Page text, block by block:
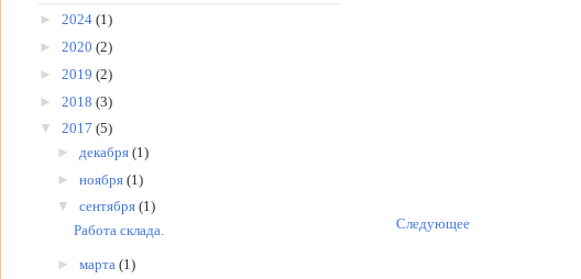
Следующее
► 2024 (1)
► 2020 (2)
► 2019 (2)
► 2018 (3)
▼ 2017 (5)
► декабря (1)
► ноября (1)
▼ сентября (1)
Работа склада.
► марта (1)